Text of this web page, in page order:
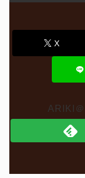
X
ARIKI